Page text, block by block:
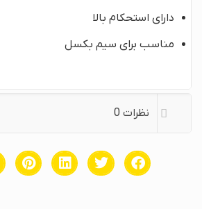
دارای استحکام بالا
مناسب برای سیم بکسل
نظرات 0